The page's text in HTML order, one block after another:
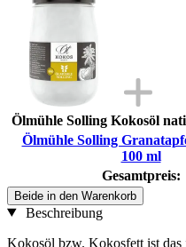
Ölmühle Solling Kokosöl
Ölmühle Solling
100 ml
Gesamtpreis:
Beide in den Warenkorb
Beschreibung
Kokosöl bzw. Kokosfett ist das